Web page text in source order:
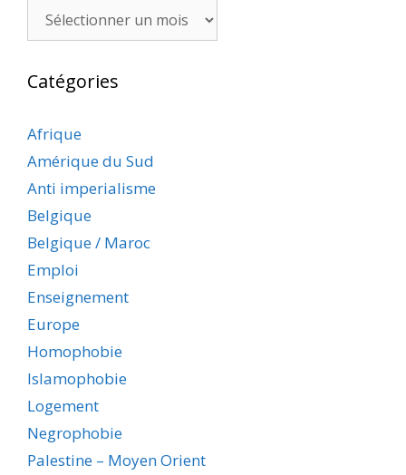
Archives
Catégories
Afrique
Amérique du Sud
Anti imperialisme
Belgique
Belgique / Maroc
Emploi
Enseignement
Europe
Homophobie
Islamophobie
Logement
Negrophobie
Palestine – Moyen Orient